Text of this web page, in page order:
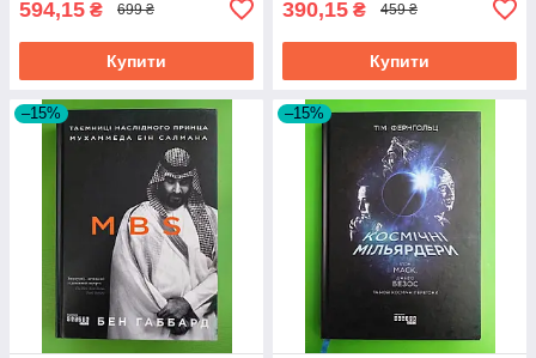
594,15 ₴ 699 ₴
Купити
390,15 ₴ 459 ₴
Купити
–15% –15%